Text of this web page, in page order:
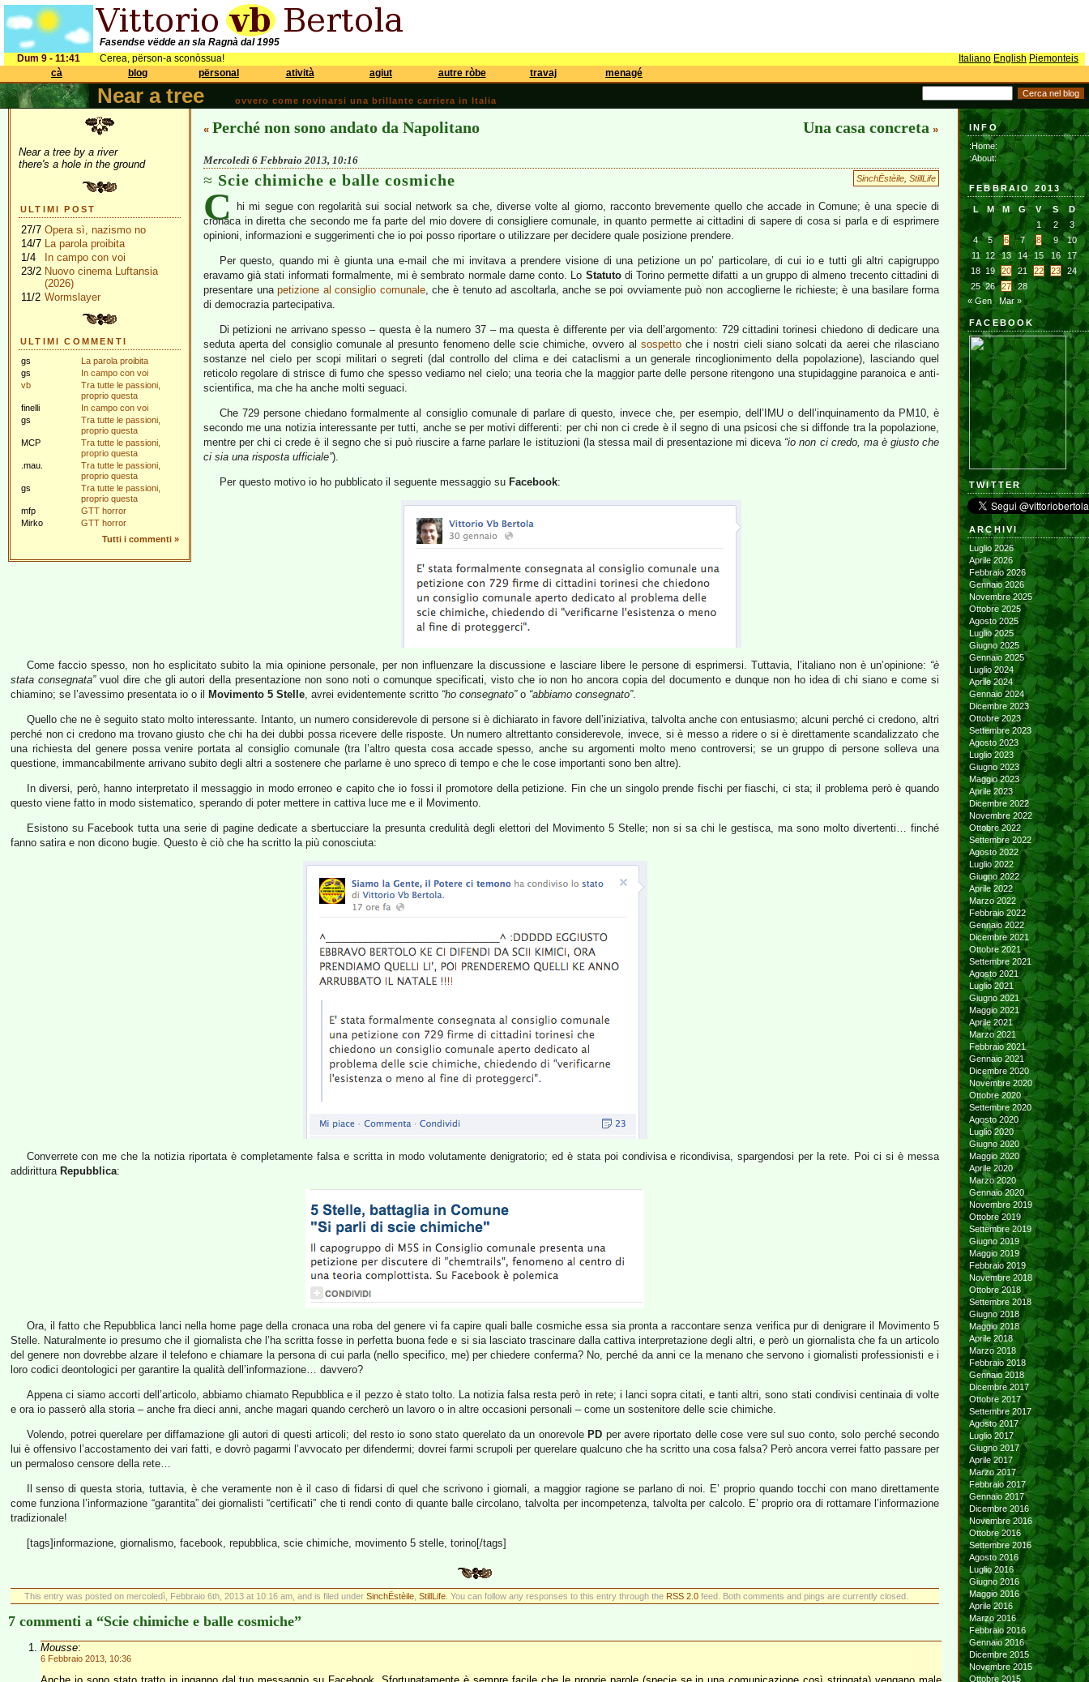
Fasendse vëdde an sla Ragnà dal 1995
Dum 9 - 11:41
Cerea, përson-a sconòssua! Italiano English Piemonteis
cà
blog përsonal atività agiut autre ròbe travaj menagé
Near a tree ovvero come rovinarsi una brillante carriera in Italia
Near a tree by a river
there's a hole in the ground
ULTIMI POST
27/7 Opera sì, nazismo no
14/7 La parola proibita
1/4
In campo con voi
23/2 Nuovo cinema Luftansia
(2026)
11/2 Wormslayer
ULTIMI COMMENTI
gs
La parola proibita
gs
In campo con voi
vb
Tra tutte le passioni,
proprio questa
finelli
In campo con voi
gs
Tra tutte le passioni,
proprio questa
MCP
Tra tutte le passioni,
proprio questa
.mau.
Tra tutte le passioni,
proprio questa
gs
Tra tutte le passioni,
proprio questa
mfp
GTT horror
Mirko
GTT horror
Tutti i commenti »
« Perché non sono andato da Napolitano Una casa concreta »
Mercoledì 6 Febbraio 2013, 10:16
SinchËstèile StillLife
Scie chimiche e balle cosmiche
C
hi mi segue con regolarità sui social network sa che, diverse volte al giorno, racconto brevemente quello che accade in Comune; è una specie di
cronaca in diretta che secondo me fa parte del mio dovere di consigliere comunale, in quanto permette ai cittadini di sapere di cosa si parla e di esprimere
opinioni, informazioni e suggerimenti che io poi posso riportare o utilizzare per decidere quale posizione prendere.
Per questo, quando mi è giunta una e-mail che mi invitava a prendere visione di una petizione un po’ particolare, di cui io e tutti gli altri capigruppo
eravamo già stati informati formalmente, mi è sembrato normale darne conto. Lo Statutodi Torino permette difatti a un gruppo di almeno trecento cittadini di
presentare unapetizione al consiglio comunale, che è tenuto ad ascoltarla, anche se poi ovviamente può non accoglierne le richieste; è una basilare forma
di democrazia partecipativa.
Di petizioni ne arrivano spesso – questa è la numero 37 – ma questa è differente per via dell’argomento: 729 cittadini torinesi chiedono di dedicare una
seduta aperta del consiglio comunale al presunto fenomeno delle scie chimiche, ovvero al sospettoche i nostri cieli siano solcati da aerei che rilasciano
sostanze nel cielo per scopi militari o segreti (dal controllo del clima e dei cataclismi a un generale rincoglionimento della popolazione), lasciando quel
reticolo regolare di strisce di fumo che spesso vediamo nel cielo; una teoria che la maggior parte delle persone ritengono una stupidaggine paranoica e anti-
scientifica, ma che ha anche molti seguaci.
Che 729 persone chiedano formalmente al consiglio comunale di parlare di questo, invece che, per esempio, dell’IMU o dell’inquinamento da PM10, è
secondo me una notizia interessante per tutti, anche se per motivi differenti: per chi non ci crede è il segno di una psicosi che si diffonde tra la popolazione,
mentre per chi ci crede è il segno che si può riuscire a farne parlare le istituzioni (la stessa mail di presentazione mi diceva “io non ci credo, ma è giusto che
ci sia una risposta ufficiale”).
Per questo motivo io ho pubblicato il seguente messaggio su Facebook:
Come faccio spesso, non ho esplicitato subito la mia opinione personale, per non influenzare la discussione e lasciare libere le persone di esprimersi. Tuttavia, l’italiano non è un’opinione: “è
stata consegnata”vuol dire che gli autori della presentazione non sono noti o comunque specificati, visto che io non ho ancora copia del documento e dunque non ho idea di chi siano e come si
chiamino; se l’avessimo presentata io o il
Movimento 5 Stelle, avrei evidentemente scritto “ho consegnato”o “abbiamo consegnato”.
Quello che ne è seguito stato molto interessante. Intanto, un numero considerevole di persone si è dichiarato in favore dell’iniziativa, talvolta anche con entusiasmo; alcuni perché ci credono, altri
perché non ci credono ma trovano giusto che chi ha dei dubbi possa ricevere delle risposte. Un numero altrettanto considerevole, invece, si è messo a ridere o si è direttamente scandalizzato che
una richiesta del genere possa venire portata al consiglio comunale (tra l’altro questa cosa accade spesso, anche su argomenti molto meno controversi; se un gruppo di persone solleva una
questione, immancabilmente arrivano subito degli altri a sostenere che parlarne è uno spreco di tempo e che le cose importanti sono ben altre).
In diversi, però, hanno interpretato il messaggio in modo erroneo e capito che io fossi il promotore della petizione. Fin che un singolo prende fischi per fiaschi, ci sta; il problema però è quando
questo viene fatto in modo sistematico, sperando di poter mettere in cattiva luce me e il Movimento.
Esistono su Facebook tutta una serie di pagine dedicate a sbertucciare la presunta credulità degli elettori del Movimento 5 Stelle; non si sa chi le gestisca, ma sono molto divertenti… finché
fanno satira e non dicono bugie. Questo è ciò che ha scritto la più conosciuta:
Converrete con me che la notizia riportata è completamente falsa e scritta in modo volutamente denigratorio; ed è stata poi condivisa e ricondivisa, spargendosi per la rete. Poi ci si è messa
addirittura Repubblica:
Ora, il fatto che Repubblica lanci nella home page della cronaca una roba del genere vi fa capire quali balle cosmiche essa sia pronta a raccontare senza verifica pur di denigrare il Movimento 5
Stelle. Naturalmente io presumo che il giornalista che l’ha scritta fosse in perfetta buona fede e si sia lasciato trascinare dalla cattiva interpretazione degli altri, e però un giornalista che fa un articolo
del genere non dovrebbe alzare il telefono e chiamare la persona di cui parla (nello specifico, me) per chiedere conferma? No, perché da anni ce la menano che servono i giornalisti professionisti e i
loro codici deontologici per garantire la qualità dell’informazione… davvero?
Appena ci siamo accorti dell’articolo, abbiamo chiamato Repubblica e il pezzo è stato tolto. La notizia falsa resta però in rete; i lanci sopra citati, e tanti altri, sono stati condivisi centinaia di volte
e ora io passerò alla storia – anche fra dieci anni, anche magari quando cercherò un lavoro o in altre occasioni personali – come un sostenitore delle scie chimiche.
Volendo, potrei querelare per diffamazione gli autori di questi articoli; del resto io sono stato querelato da un onorevole PD per avere riportato delle cose vere sul suo conto, solo perché secondo
lui è offensivo l’accostamento dei vari fatti, e dovrò pagarmi l’avvocato per difendermi; dovrei farmi scrupoli per querelare qualcuno che ha scritto una cosa falsa? Però ancora verrei fatto passare per
un permaloso censore della rete…
Il senso di questa storia, tuttavia, è che veramente non è il caso di fidarsi di quel che scrivono i giornali, a maggior ragione se parlano di noi. E’ proprio quando tocchi con mano direttamente
come funziona l’informazione “garantita” dei giornalisti “certificati” che ti rendi conto di quante balle circolano, talvolta per incompetenza, talvolta per calcolo. E’ proprio ora di rottamare l’informazione
tradizionale!
[tags]informazione, giornalismo, facebook, repubblica, scie chimiche, movimento 5 stelle, torino[/tags]
This entry was posted on mercoledì, Febbraio 6th, 2013 at 10:16 am, and is filed under SinchËstèile, StillLife. You can follow any responses to this entry through the RSS 2.0feed. Both comments and pings are currently closed.
7 commenti a “Scie chimiche e balle cosmiche”
Mousse:
6 Febbraio 2013, 10:36
INFO
:Home:
:About:
FEBBRAIO 2013
L M M G V S
D
1
2
3
4
5 6 7 8 9
10
11
12 13 14 15 16
17
18 19 20 21 22 23
24
25 26 27
28
« Gen
Mar »
FACEBOOK
TWITTER
ARCHIVI
Luglio 2026
Aprile 2026
Febbraio 2026
Gennaio 2026
Novembre 2025
Ottobre 2025
Agosto 2025
Luglio 2025
Giugno 2025
Gennaio 2025
Luglio 2024
Aprile 2024
Gennaio 2024
Dicembre 2023
Ottobre 2023
Settembre 2023
Agosto 2023
Luglio 2023
Giugno 2023
Maggio 2023
Aprile 2023
Dicembre 2022
Novembre 2022
Ottobre 2022
Settembre 2022
Agosto 2022
Luglio 2022
Giugno 2022
Aprile 2022
Marzo 2022
Febbraio 2022
Gennaio 2022
Dicembre 2021
Ottobre 2021
Settembre 2021
Agosto 2021
Luglio 2021
Giugno 2021
Maggio 2021
Aprile 2021
Marzo 2021
Febbraio 2021
Gennaio 2021
Dicembre 2020
Novembre 2020
Ottobre 2020
Settembre 2020
Agosto 2020
Luglio 2020
Giugno 2020
Maggio 2020
Aprile 2020
Marzo 2020
Gennaio 2020
Novembre 2019
Ottobre 2019
Settembre 2019
Giugno 2019
Maggio 2019
Febbraio 2019
Novembre 2018
Ottobre 2018
Settembre 2018
Giugno 2018
Maggio 2018
Aprile 2018
Marzo 2018
Febbraio 2018
Gennaio 2018
Dicembre 2017
Ottobre 2017
Settembre 2017
Agosto 2017
Luglio 2017
Giugno 2017
Aprile 2017
Marzo 2017
Febbraio 2017
Gennaio 2017
Dicembre 2016
Novembre 2016
Ottobre 2016
Settembre 2016
Agosto 2016
Luglio 2016
Giugno 2016
Maggio 2016
Aprile 2016
Marzo 2016
Febbraio 2016
Gennaio 2016
Dicembre 2015
Novembre 2015
Ottobre 2015